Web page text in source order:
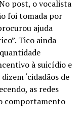
post, o vocalista
foi tomada por
ajuda
Tico ainda
à suicídio e
‘cidadãos de
as redes
comportamento